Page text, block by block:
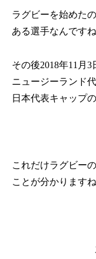
ラグビーを始めた
ある選手なんですね
その後2018年11 月 3
ニュージーランド
日本代表キャップ
これだけラグビー
ことが分かりますね